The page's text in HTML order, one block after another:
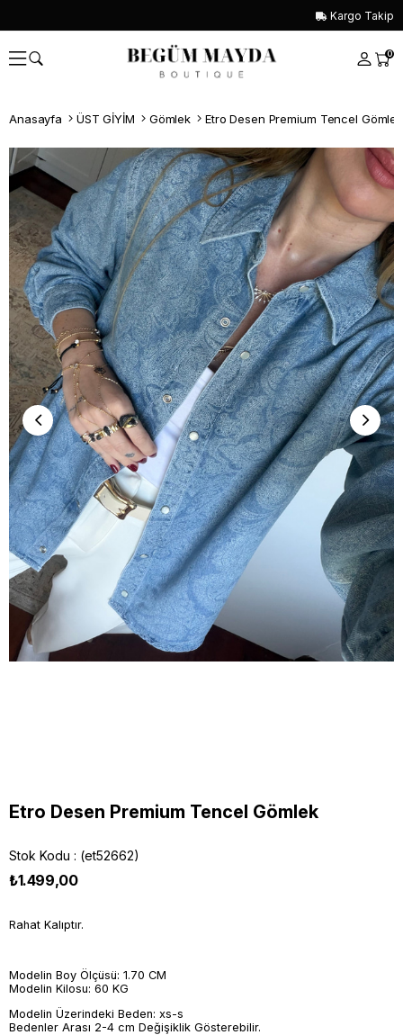
Kargo Takip
0
Anasayfa ÜST GİYİM Gömlek Etro Desen Premium Tencel Gömlek
Whatsapp İle Sipariş ver
Etro Desen Premium Tencel Gömlek
Stok Kodu (et52662)
₺1.499,00
Rahat Kalıptır.
Modelin Boy Ölçüsü: 1.70 CM
Modelin Kilosu: 60 KG
Modelin Üzerindeki Beden: xs-s
Bedenler Arası 2-4 cm Değişiklik Gösterebilir.